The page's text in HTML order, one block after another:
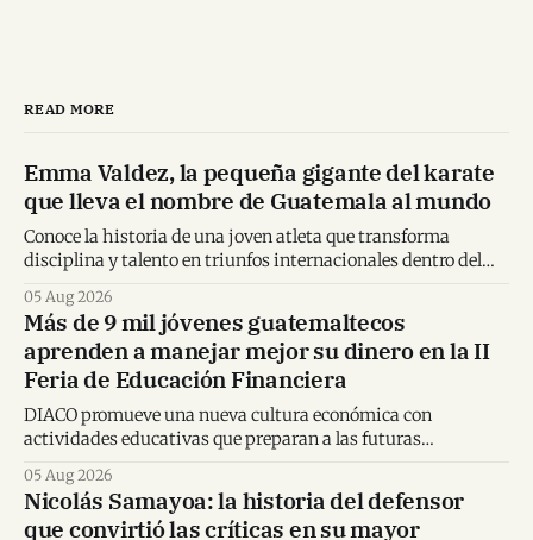
READ MORE
Emma Valdez, la pequeña gigante del karate
que lleva el nombre de Guatemala al mundo
Conoce la historia de una joven atleta que transforma
disciplina y talento en triunfos internacionales dentro del
05 Aug 2026
Más de 9 mil jóvenes guatemaltecos
aprenden a manejar mejor su dinero en la II
Feria de Educación Financiera
DIACO promueve una nueva cultura económica con
actividades educativas que preparan a las futuras
05 Aug 2026
Nicolás Samayoa: la historia del defensor
que convirtió las críticas en su mayor